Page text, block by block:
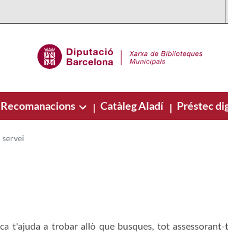
Recomanacions | Catàleg Aladí | Préstec
t'ajuda a trobar allò que busques, tot